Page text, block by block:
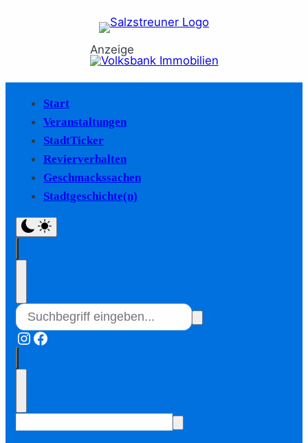
Anzeige
Start
Veranstaltungen
StadtTicker
Revierverhalten
Geschmackssachen
Stadtgeschichte(n)
Instagram
Facebook